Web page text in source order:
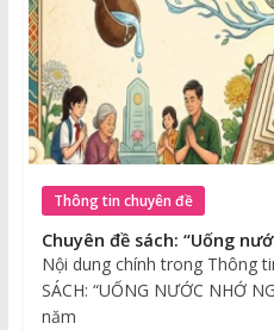
Thông tin chuyên đề
Chuyên đề sách: “Uống
Nội dung chính trong Thông
SÁCH: “UỐNG NƯỚC NHỚ
năm